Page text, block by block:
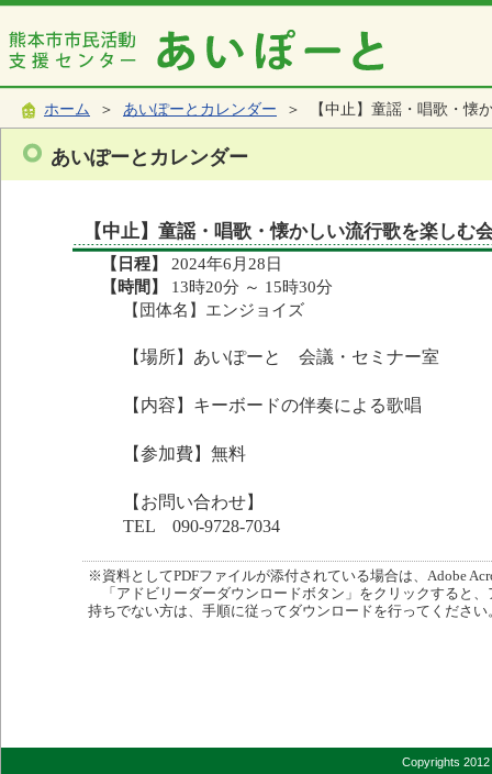
ホーム ＞ あいぽーとカレンダー ＞ 【中止】童謡・唱歌・懐
あいぽーとカレンダー
【中止】童謡・唱歌・懐かしい流行歌を楽しむ
【日程】
2024年6月28日
【時間】
13時20分 ～ 15時30分
【団体名】エンジョイズ
【場所】あいぽーと 会議・セミナー室
【内容】キーボードの伴奏による歌唱
【参加費】無料
【お問い合わせ】
TEL 090-9728-7034
※資料としてPDFファイルが添付されている場合は、Adobe
「アドビリーダーダウンロードボタン」をクリックすると
持ちでない方は、手順に従ってダウンロードを行ってください
Copyrights